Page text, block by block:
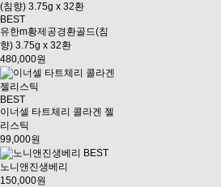
BEST
유한m황제공경환골드(침
향) 3.75g x 32환
480,000원
BEST
이너셀 타트체리 콜라겐 젤
리스틱
99,000원
BEST
노니앤진생베리
150,000원